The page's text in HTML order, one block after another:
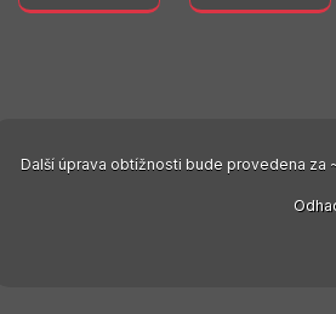
Další úprava obtížnosti bude provedena za